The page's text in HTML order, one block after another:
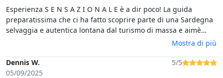
Esperienza S E N S A Z I O N A L E è a dir poco! La guida
preparatissima che ci ha fatto scoprire parte di una Sardegna
selvaggia e autentica lontana dal turismo di massa e aimè
sottovalutata da un punto di vista storico e culturale del posto.
Mostra di più
Dennis W.
05/09/2025
5/5